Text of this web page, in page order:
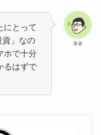
筆者
にとって
資」なの
ホで十分
るはずで